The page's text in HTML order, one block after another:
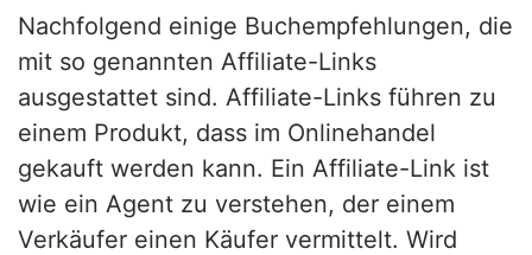
Nachfolgend einige Buchempfehlungen, die
mit so genannten Affiliate-Links
ausgestattet sind. Affiliate-Links führen zu
einem Produkt, dass im Onlinehandel
gekauft werden kann. Ein Affiliate-Link ist
wie ein Agent zu verstehen, der einem
Verkäufer einen Käufer vermittelt. Wird